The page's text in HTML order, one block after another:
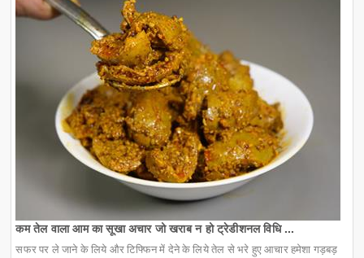
कम तेल वाला आम का सूखा अचार जो खराब न हो ट्रेडीशनल विधि ...
सफर पर ले जाने के लिये और टिफ्फिन में देने के लिये तेल से भरे हुए आचार हमेशा गड़बड़